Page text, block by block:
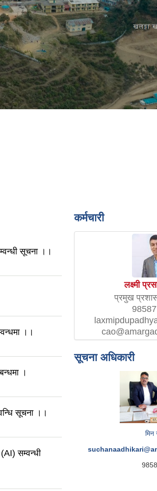
सूचना ।।
।।
।
सूचना ।।
सम्वन्धी
कर्मचारी
लक्ष्मी
प्रमुख
सूचना अधिकारी
मिन